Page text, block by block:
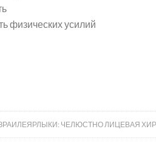
физических усилий
ЯРЛЫКИ: ЧЕЛЮСТНО ЛИЦЕВАЯ